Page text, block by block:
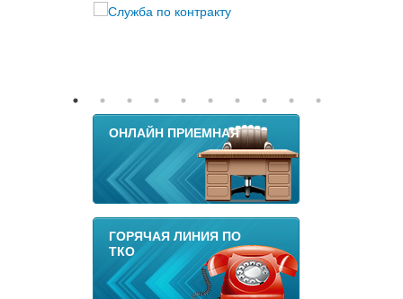
ОНЛАЙН ПРИЕМНАЯ
ГОРЯЧАЯ ЛИНИЯ ПО
ТКО